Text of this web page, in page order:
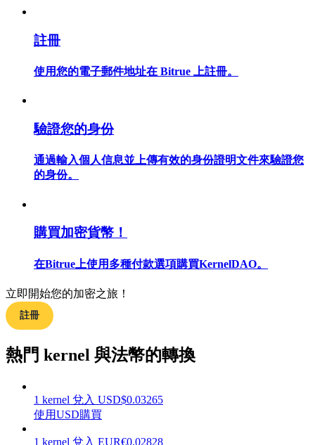
合約功能使用指南
交易策略
學習如何保持盈利
註冊
使用您的電子郵件地址在 Bitrue 上註冊。
驗證您的身份
通過輸入個人信息並上傳有效的身份證明文件來驗證您
的身份。
購買加密貨幣！
在Bitrue上使用多種付款選項購買KernelDAO。
立即開始您的加密之旅！
註冊
熱門 kernel 與法幣的轉換
1 kernel 兌入 USD$0.03265
使用USD購買
1 kernel 兌入 EUR€0.02828